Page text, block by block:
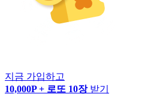
지금 가입하고
10,000P + 로또 10장 받기